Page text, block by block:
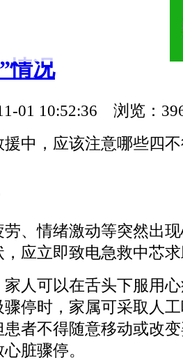
情况
01 10:52:36 浏览：
中，应该注意哪些四
、情绪激动等突然出
应立即致电急救中芯
人可以在舌头下服用
停时，家属可采取人
者不得随意移动或改
脏骤停。